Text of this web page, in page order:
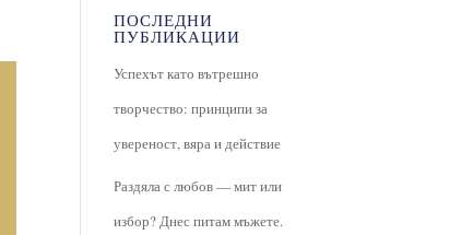
ПОСЛЕДНИ
ПУБЛИКАЦИИ
Успехът като вътрешно
творчество: принципи за
увереност, вяра и действие
Раздяла с любов — мит или
избор? Днес питам мъжете.